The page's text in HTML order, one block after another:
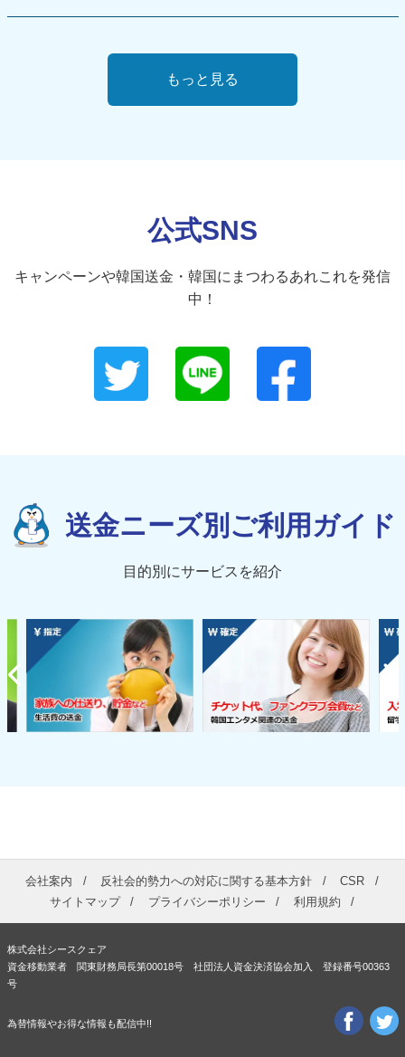
もっと見る
公式SNS
キャンペーンや韓国送金・韓国にまつわるあれこれを発信
中！
送金ニーズ別ご利用ガイド
目的別にサービスを紹介
会社案内 反社会的勢力への対応に関する基本方針
CSR
サイトマップ
プライバシーポリシー 利用規約
株式会社シースクェア
資金移動業者 関東財務局長第00018号 社団法人資金決済協会加入 登録番号00363
号
為替情報やお得な情報も配信中!!